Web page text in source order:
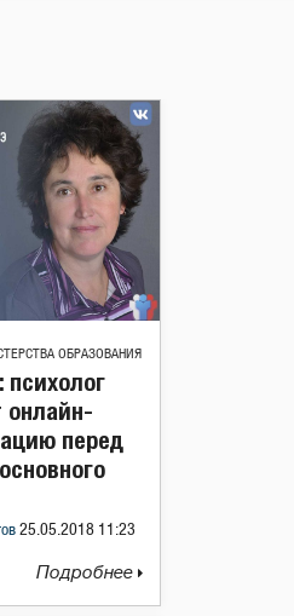
ОБРАЗОВАНИЯ
психолог
онлайн-
перед
25.05.2018 11:23
Подробнее